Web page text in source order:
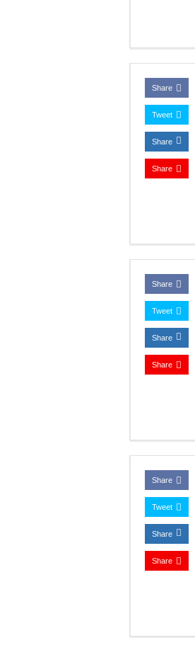
Share
Tweet
Share
Share
Share
Tweet
Share
Share
Share
Tweet
Share
Share